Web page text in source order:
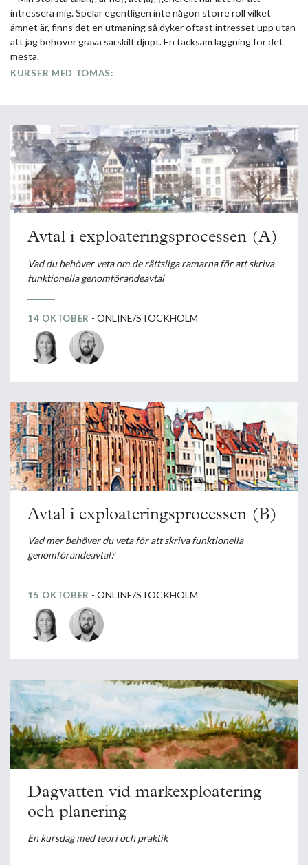
intressera mig. Spelar egentligen inte någon större roll vilket
ämnet är, finns det en utmaning så dyker oftast intresset upp utan
att jag behöver gräva särskilt djupt. En tacksam läggning för det
mesta.
KURSER MED TOMAS:
Avtal i exploateringsprocessen (A)
Vad du behöver veta om de rättsliga ramarna för att skriva
funktionella genomförandeavtal
14 OKTOBER - ONLINE/STOCKHOLM
Avtal i exploateringsprocessen (B)
Vad mer behöver du veta för att skriva funktionella
genomförandeavtal?
15 OKTOBER - ONLINE/STOCKHOLM
Dagvatten vid markexploatering
och planering
En kursdag med teori och praktik